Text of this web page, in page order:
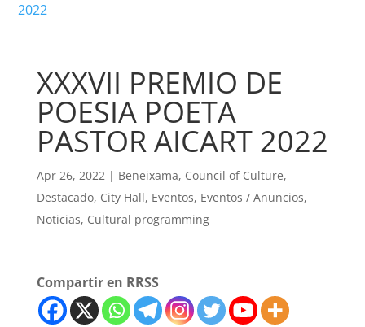
2022
XXXVII PREMIO DE
POESIA POETA
PASTOR AICART 2022
Apr 26, 2022| Beneixama, Council of Culture,
Destacado, City Hall, Eventos, Eventos / Anuncios,
Noticias, Cultural programming
Compartir en RRSS